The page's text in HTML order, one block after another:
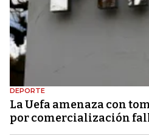
DEPORTE
La Uefa amenaza con
por comercialización